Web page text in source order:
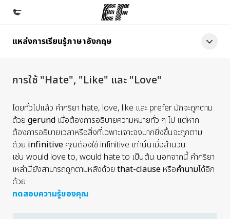
หน้าหลัก
โปรแกรม
ดูโปรแกรมทั้งหมด
สำนักงาน
ค้นหาสำนักงานที่ใกล้กับคุณ
เกี่ยวกับเรา
ประวัติองค์กร
อาชีพ
แหล่งการเรียนรู้ภาษาอังกฤษ
การใช้ "Hate", "Like" และ "Love"
โดยทั่วไปแล้ว คำกริยา hate, love, like และ prefer มักจะถูกตาม
ด้วย gerund เมื่อต้องการอธิบายความหมายทั่ว ๆ ไป แต่หาก
ต้องการอธิบายเวลาหรือสิ่งที่เฉพาะเจาะจงมากยิ่งขึ้นจะถูกตาม
ด้วย infinitive คุณต้องใช้ infinitive เท่านั้นเมื่อสำนวน
เช่น would love to, would hate to เป็นต้น นอกจากนี้ คำกริยา
เหล่านี้ยังสามารถถูกตามหลังด้วย that-clause หรือคำนามได้อีก
ด้วย
ทดสอบความรู้ของคุณ